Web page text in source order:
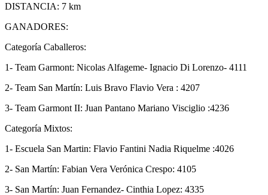
DISTANCIA: 7 km
GANADORES:
Categoría Caballeros:
1- Team Garmont: Nicolas Alfageme- Ignacio Di Lorenzo- 4111
2- Team San Martín: Luis Bravo Flavio Vera : 4207
3- Team Garmont II: Juan Pantano Mariano Visciglio :4236
Categoría Mixtos:
1- Escuela San Martin: Flavio Fantini Nadia Riquelme :4026
2- San Martín: Fabian Vera Verónica Crespo: 4105
3- San Martín: Juan Fernandez- Cinthia Lopez: 4335